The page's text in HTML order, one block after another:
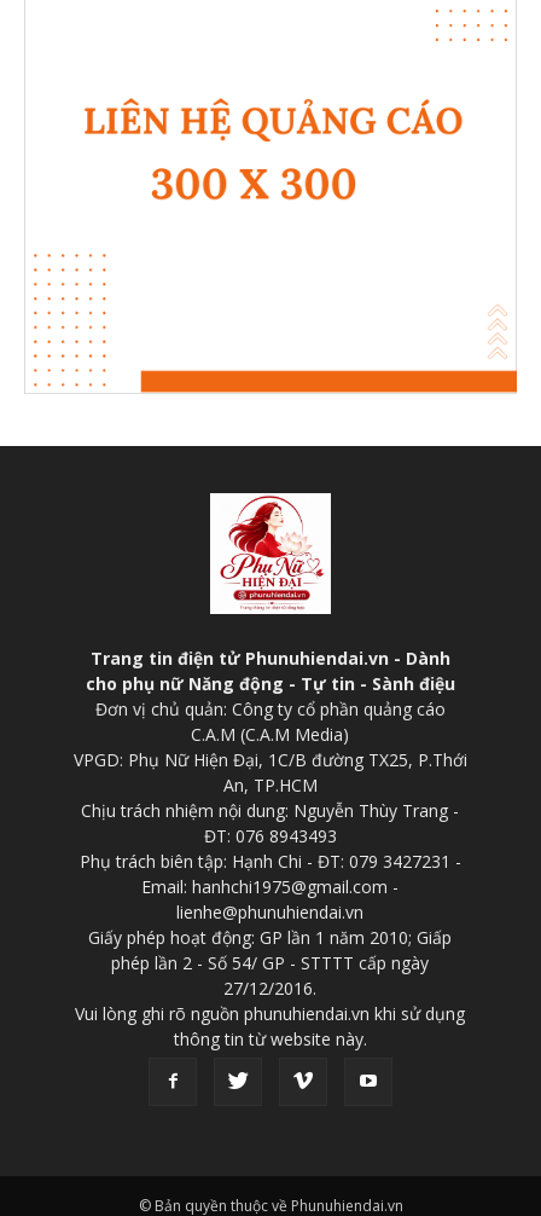
Trang tin điện tử Phunuhiendai.vn - Dành
cho phụ nữ Năng động - Tự tin - Sành điệu
Đơn vị chủ quản: Công ty cổ phần quảng cáo
C.A.M (C.A.M Media)
VPGD: Phụ Nữ Hiện Đại, 1C/B đường TX25, P.Thới
An, TP.HCM
Chịu trách nhiệm nội dung: Nguyễn Thùy Trang -
ĐT: 076 8943493
Phụ trách biên tập: Hạnh Chi - ĐT: 079 3427231 -
Email: hanhchi1975@gmail.com -
lienhe@phunuhiendai.vn
Giấy phép hoạt động: GP lần 1 năm 2010; Giấp
phép lần 2 - Số 54/ GP - STTTT cấp ngày
27/12/2016.
Vui lòng ghi rõ nguồn phunuhiendai.vn khi sử dụng
thông tin từ website này.
© Bản quyền thuộc về Phunuhiendai.vn